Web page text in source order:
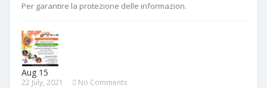
Per garantire la protezione delle informazion.
Aug 15
22 July, 2021 No Comments